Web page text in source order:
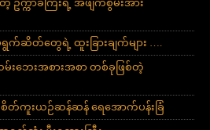
ဥက္ကာခဲကြီးရဲ့ အဖျက်စွမ်းအား
တ်တွေရဲ့ ထူးခြားချက်များ ….
းဘေးအစားအစာ တစ်ခုဖြစ်တဲ့
စိတ်ကူးယဉ်ဆန်ဆန် ရေအောက်ပန်းခြံ